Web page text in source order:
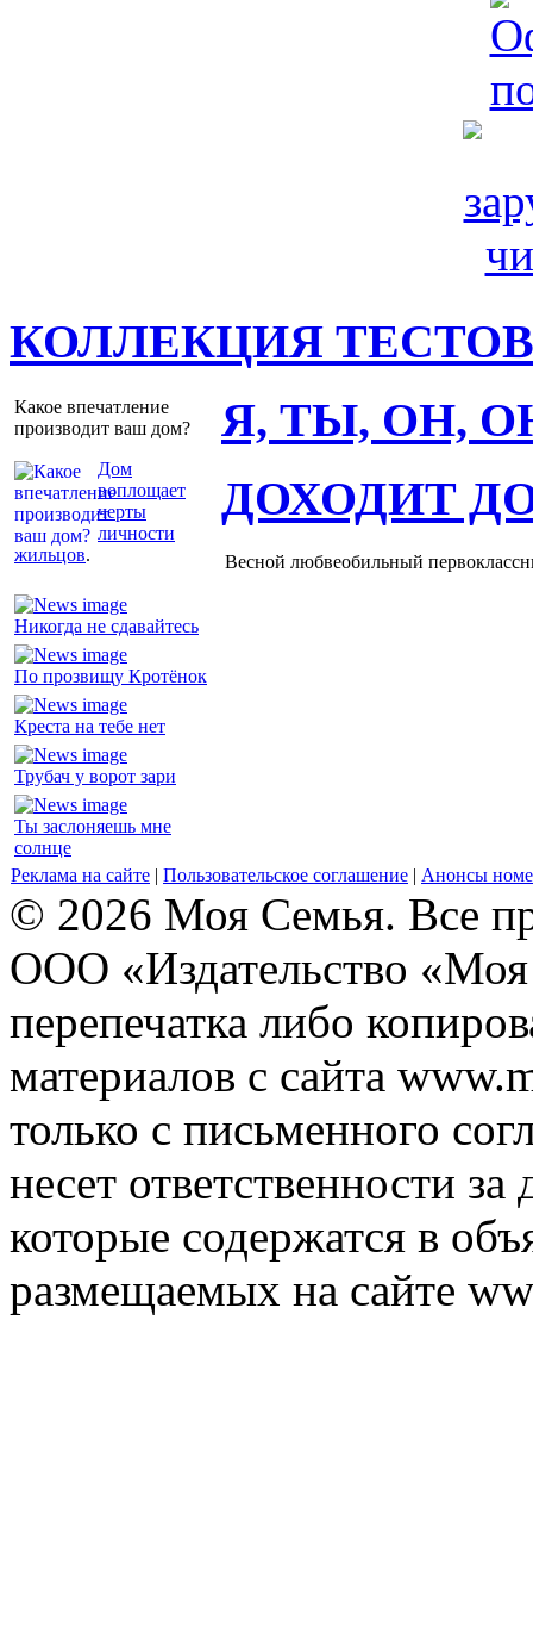
КОЛЛЕКЦИЯ ТЕСТОВ
Какое впечатление
производит ваш дом?
Дом
воплощает
черты
личности
жильцов.
Я, ТЫ, ОН,
Никогда не сдавайтесь
По прозвищу Кротёнок
Креста на тебе нет
Трубач у ворот зари
Ты заслоняешь мне
солнце
ДОХОДИТ
Весной любвеобильный
Реклама на сайте | Пользовательское соглашение | Анонсы
© 2026 Моя Семья. Все
ООО «Издательство
перепечатка либо
материалов с сайта
только с письменного
несет ответственности
которые содержатся в
размещаемых на сайте